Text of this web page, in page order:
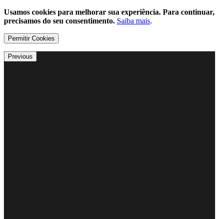
Usamos cookies para melhorar sua experiência. Para continuar,
precisamos do seu consentimento. Saiba mais.
Permitir Cookies
Previous